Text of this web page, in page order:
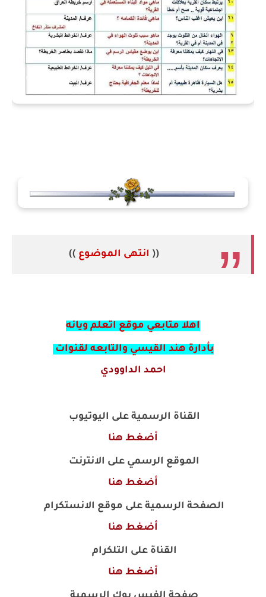
(( انتهى الموضوع ))
اهلا متابعي موقع اتعلم ويانه
بأدارة هند القيسي والتابعه لقنوات
احمد الداوودي
القناة الرسمية على اليوتيوب
أضغط هنا
الموقع الرسمي على الانترنت
أضغط هنا
الصفحة الرسمية على موقع الانستكرام
أضغط هنا
القناة على التلكرام
أضغط هنا